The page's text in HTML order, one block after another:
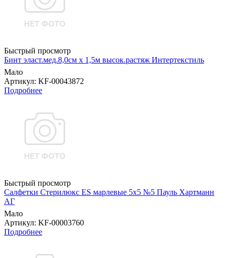
Быстрый просмотр
Бинт эласт.мед.8,0см х 1,5м высок.растяж Интертекстиль
Мало
Артикул: KF-00043872
Подробнее
Быстрый просмотр
Салфетки Стерилюкс ES марлевые 5х5 №5 Пауль Хартманн
AГ
Мало
Артикул: KF-00003760
Подробнее